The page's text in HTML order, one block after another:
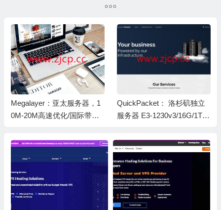
起，香港独立服务器499元/
月起
Megalayer：亚太服务器，1
0M-20M高速优化/国际带宽
港/新加坡机房
QuickPacket： 洛杉矶独立
服务器 E3-1230v3/16G/1TB